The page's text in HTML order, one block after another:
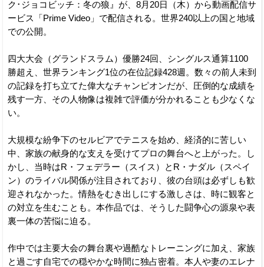
ク･ジョコビッチ：冬の狼』が、8月20日（木）から動画配信サ
ービス「Prime Video」で配信される。世界240以上の国と地域
での公開。
四大大会（グランドスラム）優勝24回、シングルス通算1100
勝超え、世界ランキング1位の在位記録428週。数々の前人未到
の記録を打ち立てた偉大なチャンピオンだが、圧倒的な成績を
残す一方、その人物像は複雑で評価が分かれることも少なくな
い。
大規模な紛争下のセルビアでテニスを始め、経済的に苦しい
中、家族の献身的な支えを受けてプロの舞台へと上がった。し
かし、当時はR・フェデラー（スイス）とR・ナダル（スペイ
ン）のライバル関係が注目されており、彼の台頭は必ずしも歓
迎されなかった。情熱をむき出しにする激しさは、時に観客と
の対立を生むことも。本作品では、そうした闘争心の源泉や表
裏一体の苦悩に迫る。
作中では主要大会の舞台裏や過酷なトレーニングに加え、家族
と過ごす自宅での穏やかな時間に独占密着。本人や妻のエレナ